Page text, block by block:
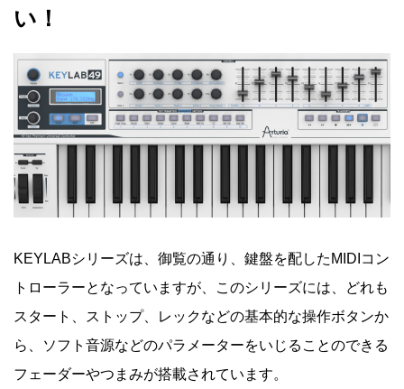
い！
KEYLABシリーズは、御覧の通り、鍵盤を配したMIDIコン
トローラーとなっていますが、このシリーズには、どれも
スタート、ストップ、レックなどの基本的な操作ボタンか
ら、ソフト音源などのパラメーターをいじることのできる
フェーダーやつまみが搭載されています。